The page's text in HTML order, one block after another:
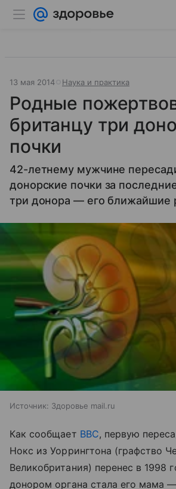
13 мая 2014 Наука и практика
Родные
британцу три
почки
42-летнему мужчине
донорские почки за
три донора — его ближайшие
Источник: Здоровье mail.ru
Как сообщает BBC, первую
Нокс из Уоррингтона (графство
Великобритания) перенес в 1998
донором органа стала его мама